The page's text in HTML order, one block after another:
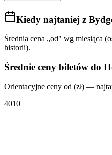
Kiedy najtaniej z
Średnia cena „od" wg miesiąca
historii).
Średnie ceny biletów do
Orientacyjne ceny od (zł) —
4010